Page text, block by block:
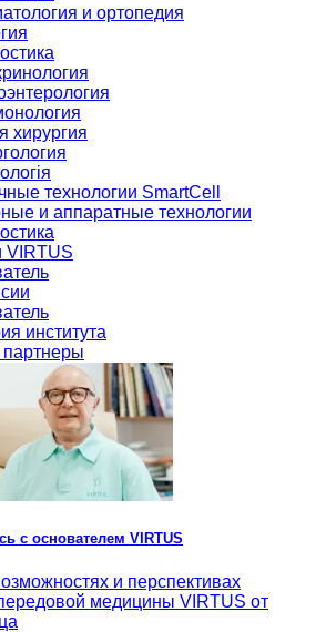
и ортопедия
хирургия
технологии SmartCell
и аппаратные технологии
VIRTUS
института
с основателем VIRTUS
и перспективах
медицины VIRTUS от